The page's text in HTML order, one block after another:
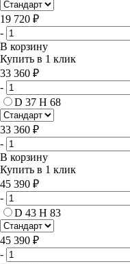
19 720 ₽
-
В корзину
Купить в 1 клик
33 360 ₽
-
D 37 H 68
33 360 ₽
-
В корзину
Купить в 1 клик
45 390 ₽
-
D 43 H 83
45 390 ₽
-